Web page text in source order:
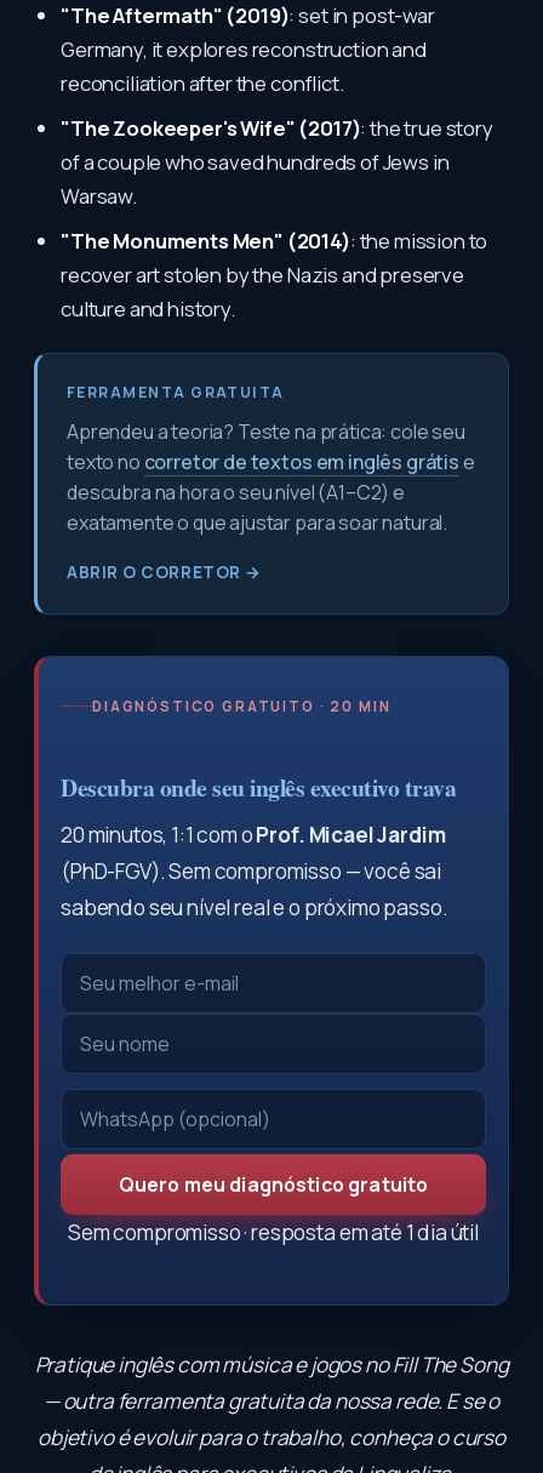
"The Aftermath" (2019): set in post-war
Germany, it explores reconstruction and
reconciliation after the conflict.
"The Zookeeper's Wife" (2017): the true story
of a couple who saved hundreds of Jews in
Warsaw.
"The Monuments Men" (2014): the mission to
recover art stolen by the Nazis and preserve
culture and history.
FERRAMENTA GRATUITA
Aprendeu a teoria? Teste na prática: cole seu
texto no corretor de textos em inglês grátise
descubra na hora o seu nível (A1–C2) e
exatamente o que ajustar para soar natural.
ABRIR O CORRETOR →
DIAGNÓSTICO GRATUITO · 20 MIN
Descubra onde seu inglês executivo trava
20 minutos, 1:1 com oProf. Micael Jardim
(PhD-FGV). Sem compromisso — você sai
sabendo seu nível real e o próximo passo.
Quero meu diagnóstico gratuito
Sem compromisso · resposta em até 1 dia útil
Pratique inglês com música e jogos noFill The Song
— outra ferramenta gratuita da nossa rede. E se o
objetivo é evoluir para o trabalho, conheça ocurso